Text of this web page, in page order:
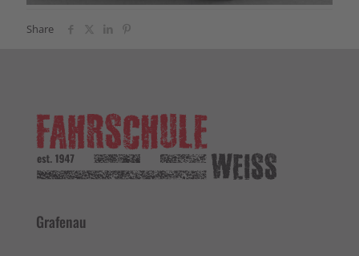
Share
Grafenau